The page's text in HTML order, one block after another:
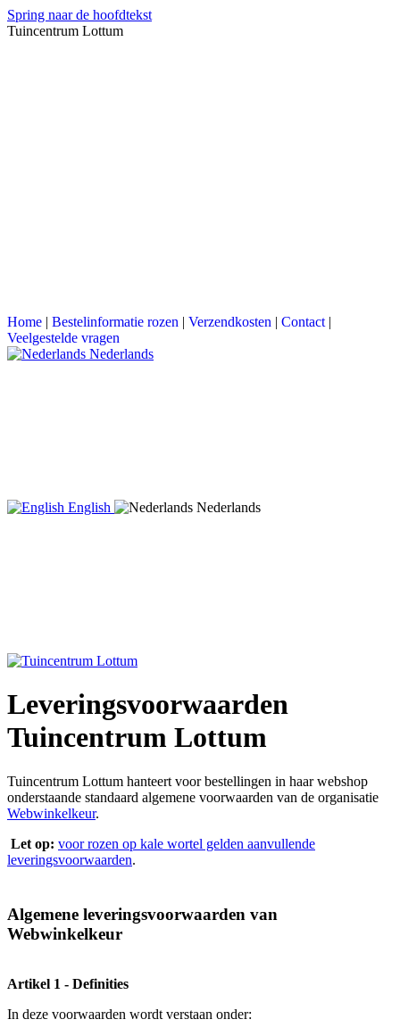
Spring naar de hoofdtekst
Tuincentrum Lottum
Home | Bestelinformatie rozen | Verzendkosten | Contact |
Veelgestelde vragen
Nederlands
English Nederlands
Leveringsvoorwaarden
Tuincentrum Lottum
Tuincentrum Lottum hanteert voor bestellingen in haar webshop
onderstaande standaard algemene voorwaarden van de organisatie
Webwinkelkeur.
Let op: voor rozen op kale wortel gelden aanvullende
leveringsvoorwaarden.
Algemene leveringsvoorwaarden van
Webwinkelkeur
Artikel 1 - Definities
In deze voorwaarden wordt verstaan onder: